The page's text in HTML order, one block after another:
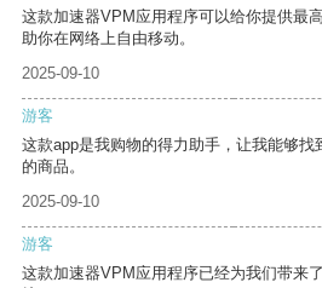
这款加速器VPM应用程序可以给你提供最
助你在网络上自由移动。
2025-09-10
游客
这款app是我购物的得力助手，让我能够
的商品。
2025-09-10
游客
这款加速器VPM应用程序已经为我们带来